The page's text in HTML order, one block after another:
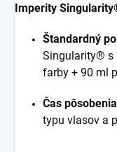
Imperity
Štandardný
Singularity® s
farby + 90 ml
Čas
typu vlasov a